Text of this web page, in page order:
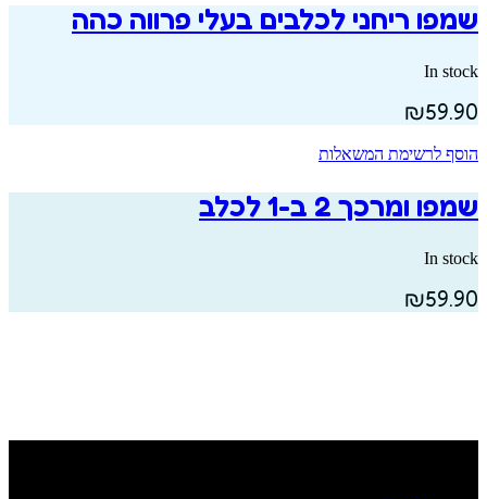
שמפו ריחני לכלבים בעלי פרווה כהה
In stock
₪59.90
הוסף לרשימת המשאלות
שמפו ומרכך 2 ב-1 לכלב
In stock
₪59.90